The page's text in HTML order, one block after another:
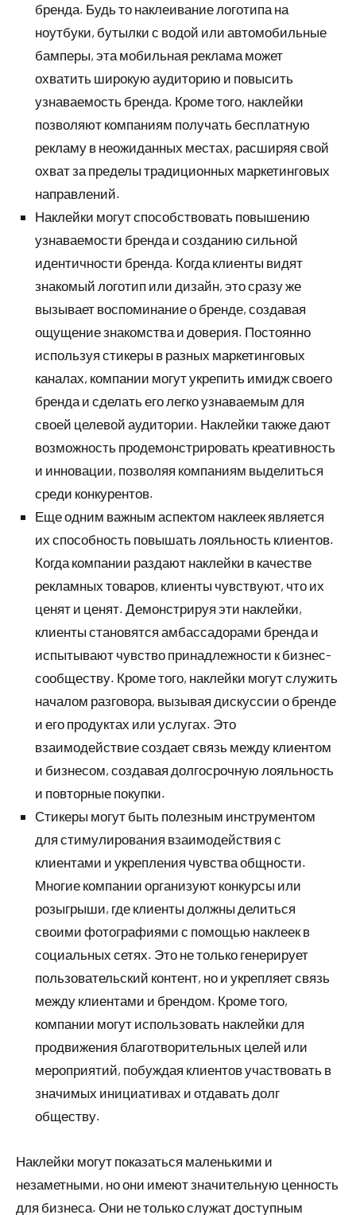
бренда. Будь то наклеивание логотипа на
ноутбуки, бутылки с водой или автомобильные
бамперы, эта мобильная реклама может
охватить широкую аудиторию и повысить
узнаваемость бренда. Кроме того, наклейки
позволяют компаниям получать бесплатную
рекламу в неожиданных местах, расширяя свой
охват за пределы традиционных маркетинговых
направлений.
Наклейки могут способствовать повышению
узнаваемости бренда и созданию сильной
идентичности бренда. Когда клиенты видят
знакомый логотип или дизайн, это сразу же
вызывает воспоминание о бренде, создавая
ощущение знакомства и доверия. Постоянно
используя стикеры в разных маркетинговых
каналах, компании могут укрепить имидж своего
бренда и сделать его легко узнаваемым для
своей целевой аудитории. Наклейки также дают
возможность продемонстрировать креативность
и инновации, позволяя компаниям выделиться
среди конкурентов.
Еще одним важным аспектом наклеек является
их способность повышать лояльность клиентов.
Когда компании раздают наклейки в качестве
рекламных товаров, клиенты чувствуют, что их
ценят и ценят. Демонстрируя эти наклейки,
клиенты становятся амбассадорами бренда и
испытывают чувство принадлежности к бизнес-
сообществу. Кроме того, наклейки могут служить
началом разговора, вызывая дискуссии о бренде
и его продуктах или услугах. Это
взаимодействие создает связь между клиентом
и бизнесом, создавая долгосрочную лояльность
и повторные покупки.
Стикеры могут быть полезным инструментом
для стимулирования взаимодействия с
клиентами и укрепления чувства общности.
Многие компании организуют конкурсы или
розыгрыши, где клиенты должны делиться
своими фотографиями с помощью наклеек в
социальных сетях. Это не только генерирует
пользовательский контент, но и укрепляет связь
между клиентами и брендом. Кроме того,
компании могут использовать наклейки для
продвижения благотворительных целей или
мероприятий, побуждая клиентов участвовать в
значимых инициативах и отдавать долг
обществу.
Наклейки могут показаться маленькими и
незаметными, но они имеют значительную ценность
для бизнеса. Они не только служат доступным